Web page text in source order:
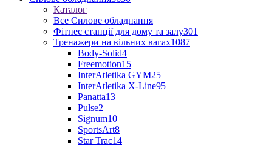
Каталог
Все Силове обладнання
Фітнес станції для дому та залу301
Тренажери на вільних вагах1087
Body-Solid4
Freemotion15
InterAtletika GYM25
InterAtletika X-Line95
Panatta13
Pulse2
Signum10
SportsArt8
Star Trac14